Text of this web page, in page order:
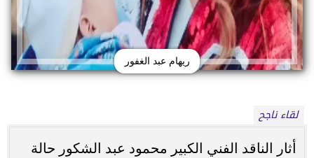
ريهام عبد الغفور
لقاء ناجح
أثار الناقد الفني الكبير محمود عبد الشكور حالة